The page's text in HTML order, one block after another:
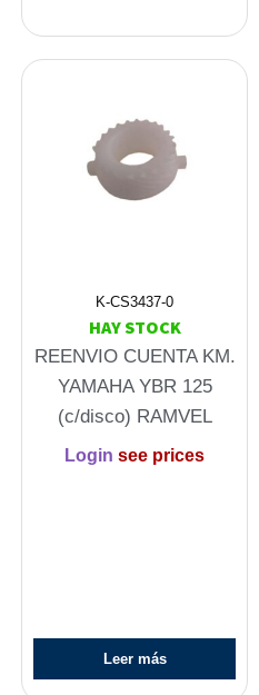
K-CS3437-0
HAY STOCK
REENVIO CUENTA KM.
YAMAHA YBR 125
(c/disco) RAMVEL
Login see prices
Leer más